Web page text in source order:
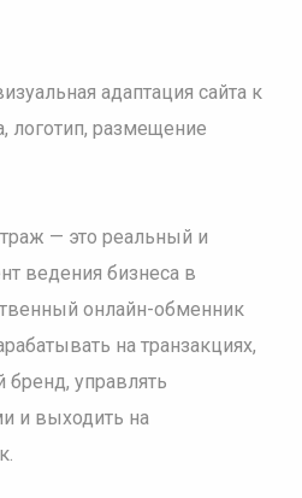
адаптация сайта к
размещение
— это реальный и
ведения бизнеса в
онлайн-обменник
на транзакциях,
управлять
и выходить на